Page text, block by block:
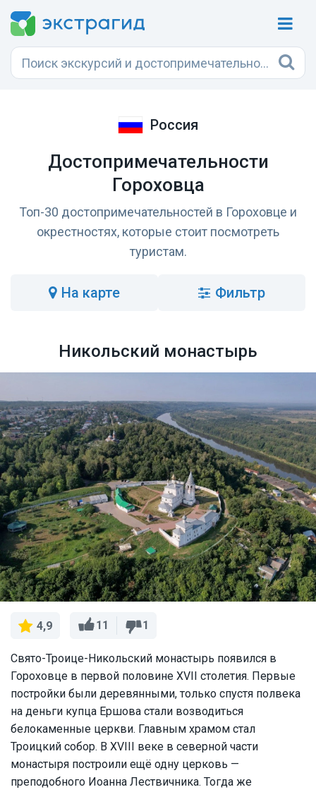
Россия
Достопримечательности
Гороховца
Топ-30 достопримечательностей в Гороховце и
окрестностях, которые стоит посмотреть
туристам.
на карте Фильтр
Никольский монастырь
4,9 11 1
Свято-Троице-Никольский монастырь появился в
Гороховце в первой половине XVII столетия. Первые
постройки были деревянными, только спустя полвека
на деньги купца Ершова стали возводиться
белокаменные церкви. Главным храмом стал
Троицкий собор. В XVIII веке в северной части
монастыря построили ещё одну церковь —
преподобного Иоанна Лествичника. Тогда же